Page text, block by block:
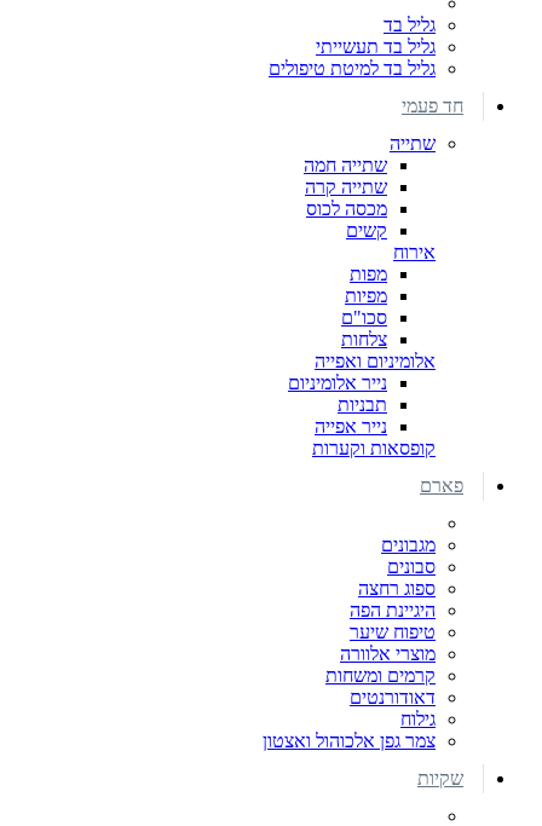
גליל בד
גליל בד תעשייתי
גליל בד למיטת טיפולים
חד פעמי
שתייה
שתייה חמה
שתייה קרה
מכסה לכוס
קשים
אירוח
מפות
מפיות
סכו"ם
צלחות
אלומיניום ואפייה
נייר אלומיניום
תבניות
נייר אפייה
קופסאות וקערות
פארם
מגבונים
סבונים
ספוג רחצה
היגיינת הפה
טיפוח שיער
מוצרי אלוורה
קרמים ומשחות
דאודורנטים
גילוח
צמר גפן אלכוהול ואצטון
שקיות